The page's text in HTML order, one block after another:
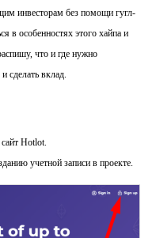
инвесторам без помощи гугл-
в особенностях этого хайпа и
что и где нужно
сделать вклад.
Hotlot.
учетной записи в проекте.